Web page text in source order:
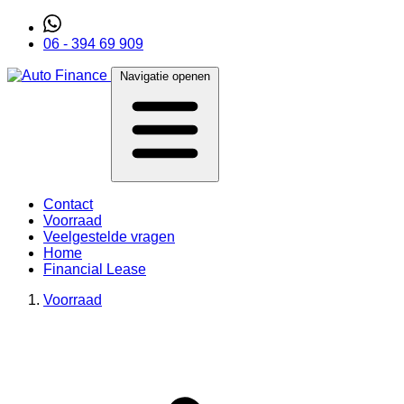
06 - 394 69 909
Navigatie openen
Contact
Voorraad
Veelgestelde vragen
Home
Financial Lease
Voorraad